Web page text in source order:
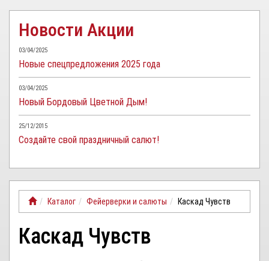
Новости Акции
03/04/2025
Новые спецпредложения 2025 года
03/04/2025
Новый Бордовый Цветной Дым!
25/12/2015
Создайте свой праздничный салют!
Каталог Фейерверки и салюты Каскад Чувств
Каскад Чувств